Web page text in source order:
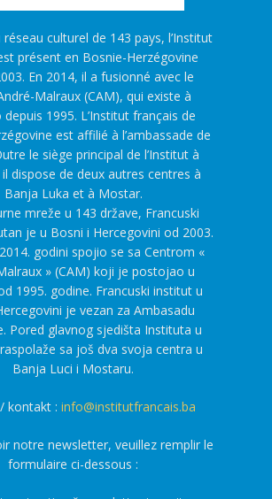
culturel de 143 pays, l’Institut
présent en Bosnie-Herzégovine
En 2014, il a fusionné avec le
Malraux (CAM), qui existe à
depuis 1995. L’Institut français de
est affilié à l’ambassade de
le siège principal de l’Institut à
dispose de deux autres centres à
Banja Luka et à Mostar.
mreže u 143 države, Francuski
je u Bosni i Hercegovini od 2003.
godini spojio se sa Centrom «
» (CAM) koji je postojao u
1995. godine. Francuski institut u
je vezan za Ambasadu
Pored glavnog sjedišta Instituta u
sa još dva svoja centra u
Banja Luci i Mostaru.
kontakt : info@institutfrancais.ba
notre newsletter, veuillez remplir le
formulaire ci-dessous :